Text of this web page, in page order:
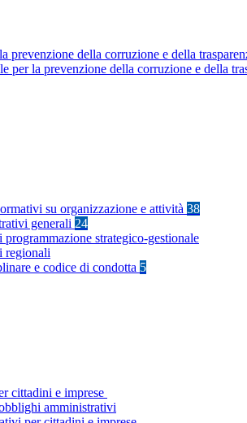
prevenzione della corruzione e della
per la prevenzione della corruzione e della
su organizzazione e attività 38
generali 24
strategico-gestionale
regionali
e codice di condotta 5
cittadini e imprese
amministrativi